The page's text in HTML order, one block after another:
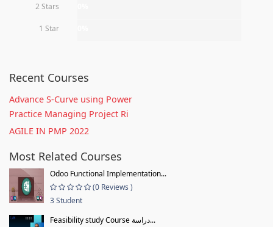
2 Stars
1 Star
Recent Courses
Advance S-Curve using Power
Practice Managing Project Ri
AGILE IN PMP 2022
Most Related Courses
Odoo Functional Implementation...
(0 Reviews )
3 Student
Feasibility study Course دراسة...